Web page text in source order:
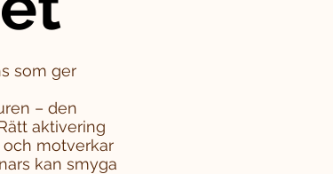
som ger
– den
aktivering
motverkar
kan smyga